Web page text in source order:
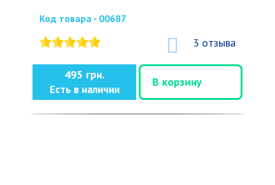
Код товара - 00687
3 отзыва
495 грн.
Есть в наличии
В корзину